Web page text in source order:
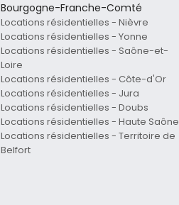
Bourgogne-Franche-Comté
Locations résidentielles - Nièvre
Locations résidentielles - Yonne
Locations résidentielles - Saône-et-
Loire
Locations résidentielles - Côte-d'Or
Locations résidentielles - Jura
Locations résidentielles - Doubs
Locations résidentielles - Haute Saône
Locations résidentielles - Territoire de
Belfort